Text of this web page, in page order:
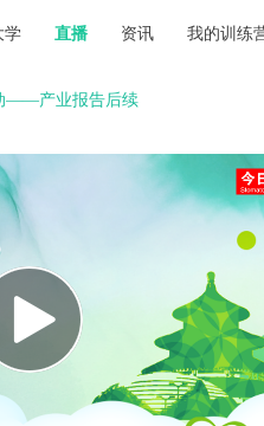
学 直播 资讯 我的训练
——产业报告后续